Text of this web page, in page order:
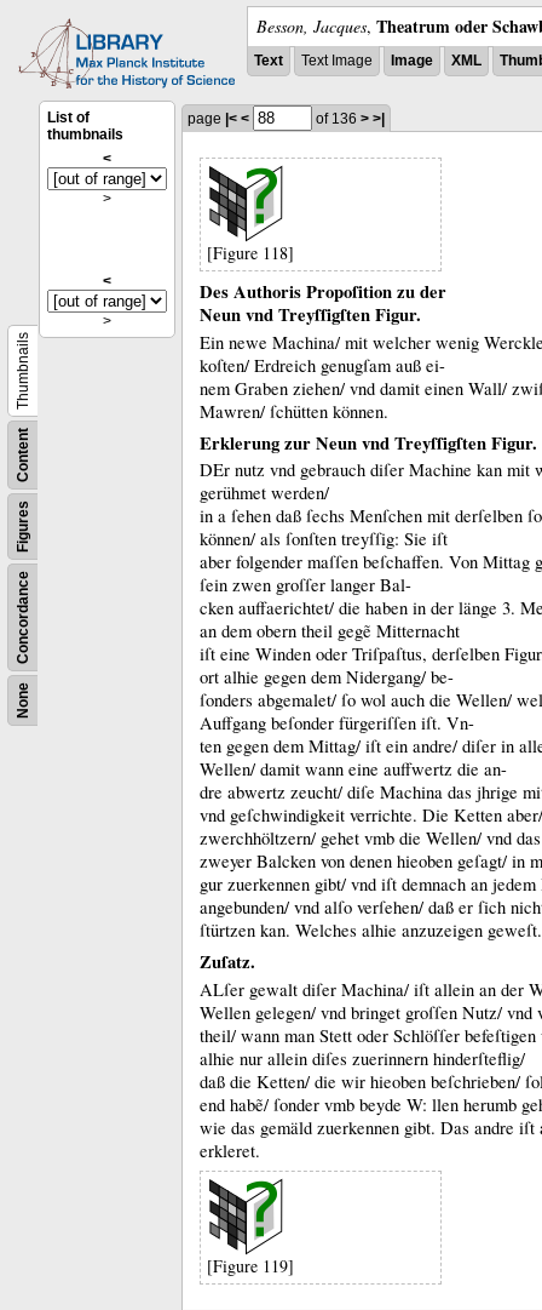
Besson, Jacques, Theatrum oder
Text Text Image Image XML
None
Concordance
Figures
Content
Thumbnails
List of
thumbnails
<
>
<
>
page |< < of 136 > >|
[Figure 118]
Des Authoris Propoſition zu der
Neun vnd Treyſſigſten Figur.
Ein newe Machina/ mit welcher wenig
koſten/ Erdreich genugſam auß ei-
nem Graben ziehen/ vnd damit einen Wall/
Mawren/ ſchütten können.
Erklerung zur Neun vnd Treyſſigſten Figur.
DEr nutz vnd gebrauch diſer Machine kan mit
gerühmet werden/
in a ſehen daß ſechs Menſchen mit derſelben
können/ als ſonſten treyſſig: Sie iſt
aber folgender maſſen beſchaffen. Von Mittag
ſein zwen groſſer langer Bal-
cken auffaerichtet/ die haben in der länge 3.
an dem obern theil gegẽ Mitternacht
iſt eine Winden oder Triſpaſtus, derſelben
ort alhie gegen dem Nidergang/ be-
ſonders abgemalet/ ſo wol auch die Wellen/
Auffgang beſonder fürgeriſſen iſt. Vn-
ten gegen dem Mittag/ iſt ein andre/ diſer in
Wellen/ damit wann eine auffwertz die an-
dre abwertz zeucht/ diſe Machina das jhrige
vnd geſchwindigkeit verrichte. Die Ketten
zwerchhöltzern/ gehet vmb die Wellen/ vnd
zweyer Balcken von denen hieoben geſagt/ in
gur zuerkennen gibt/ vnd iſt demnach an
angebunden/ vnd alſo verſehen/ daß er ſich
ſtürtzen kan. Welches alhie anzuzeigen geweſt.
Zuſatz.
ALſer gewalt diſer Machina/ iſt allein an der
Wellen gelegen/ vnd bringet groſſen Nutz/ vnd
theil/ wann man Stett oder Schlöſſer
alhie nur allein diſes zuerinnern hinderſteflig/
daß die Ketten/ die wir hieoben beſchrieben/
end habẽ/ ſonder vmb beyde W: llen herumb
wie das gemäld zuerkennen gibt. Das andre iſt
erkleret.
[Figure 119]